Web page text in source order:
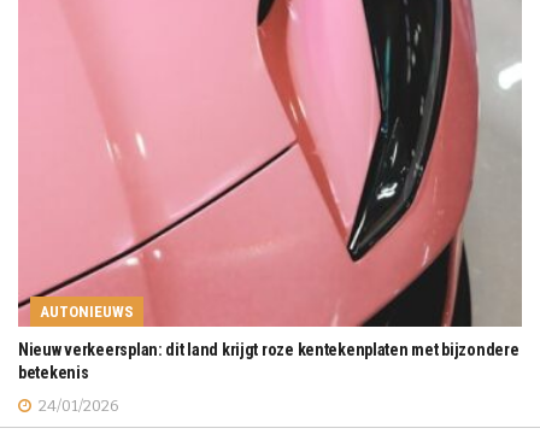
AUTONIEUWS
Nieuw verkeersplan: dit land krijgt roze kentekenplaten met bijzondere
betekenis
24/01/2026